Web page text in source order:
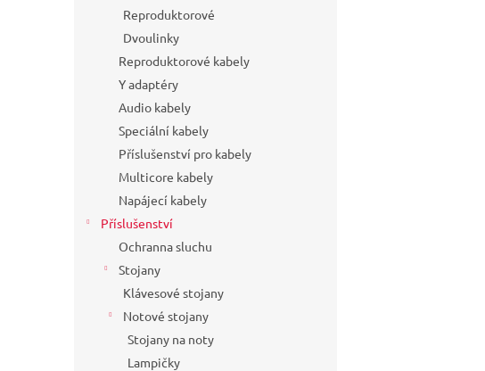
Reproduktorové
Dvoulinky
Reproduktorové kabely
Y adaptéry
Audio kabely
Speciální kabely
Příslušenství pro kabely
Multicore kabely
Napájecí kabely
Příslušenství
Ochranna sluchu
Stojany
Klávesové stojany
Notové stojany
Stojany na noty
Lampičky